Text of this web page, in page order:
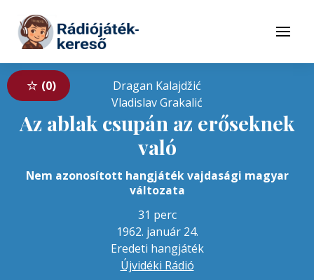
Tovább a tartalomhoz
Menü
0
Dragan Kalajdžić
Vladislav Grakalić
Az ablak csupán az erőseknek
való
Nem azonosított hangjáték vajdasági magyar
változata
31 perc
1962. január 24.
Eredeti hangjáték
Újvidéki Rádió